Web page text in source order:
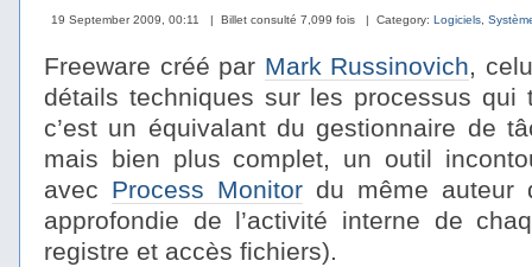
19 September 2009, 00:11 | Billet consulté 7,099 fois | Category: Logiciels
Freeware créé par Mark Russinovich,
détails techniques sur les processus qui
c’est un équivalant du gestionnaire de
mais bien plus complet, un outil
avec Process Monitor du même auteur
approfondie de l’activité interne de
registre et accès fichiers).